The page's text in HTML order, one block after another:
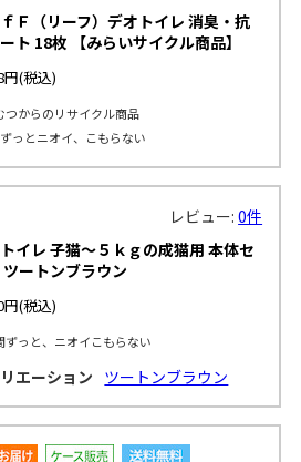
Ｆ（リーフ）デオトイレ 消臭・抗
ト 18枚 【みらいサイクル商品】
円(税込)
つからのリサイクル商品
っとニオイ、こもらない
レビュー:0件
イレ 子猫～５ｋｇの成猫用 本体セ
ツートンブラウン
円(税込)
ずっと、ニオイこもらない
エーション ツートンブラウン